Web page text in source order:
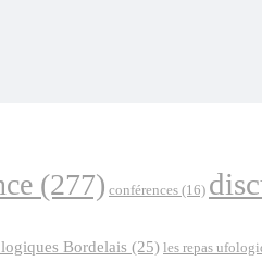
(277) conférences (16)
Bordelais (25) les repas